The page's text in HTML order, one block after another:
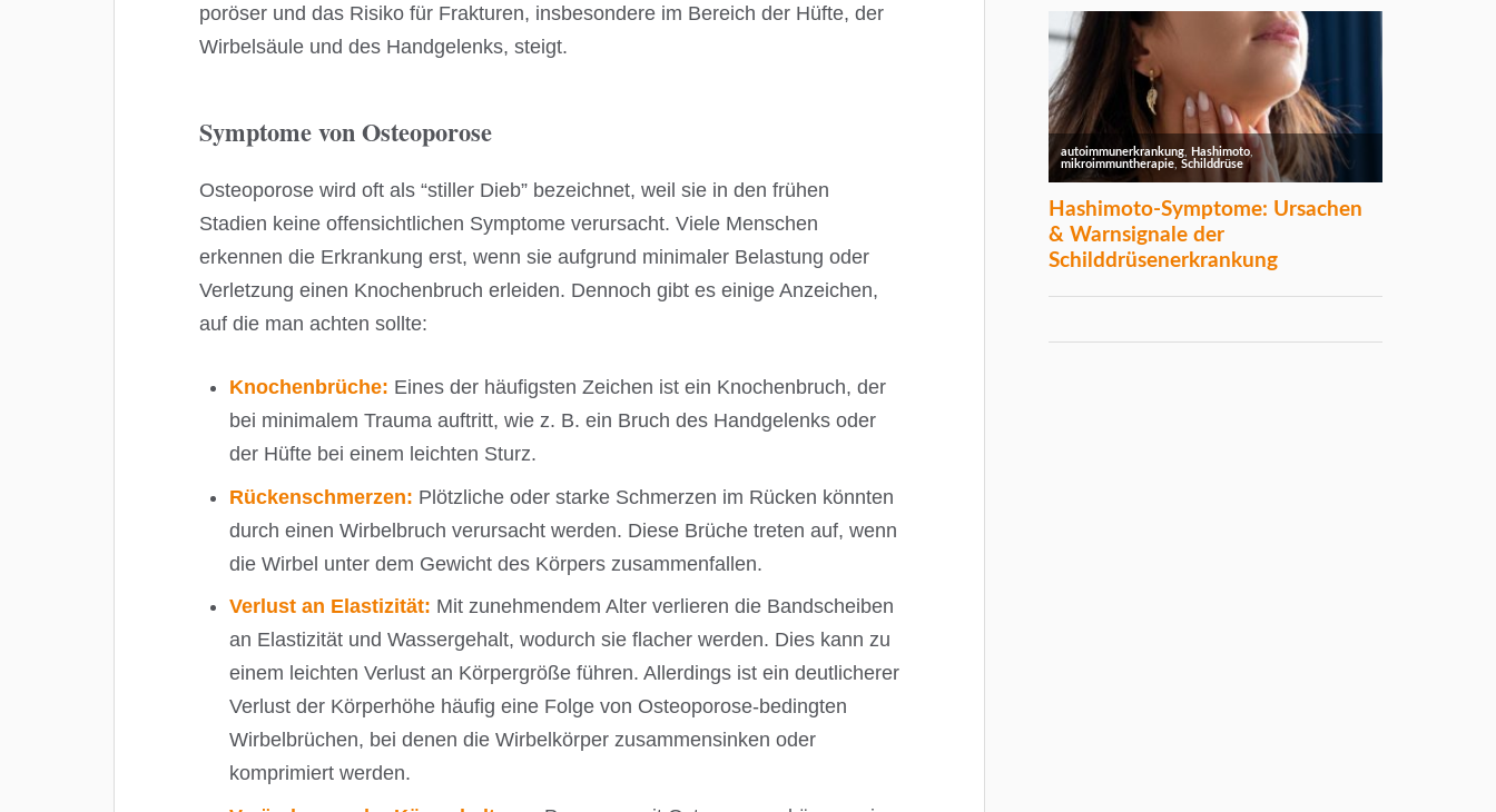
poröser und das Risiko für Frakturen, insbesondere im Bereich der Hüfte, der
Wirbelsäule und des Handgelenks, steigt.
Symptome von Osteoporose
Osteoporose wird oft als “stiller Dieb” bezeichnet, weil sie in den frühen
Stadien keine offensichtlichen Symptome verursacht. Viele Menschen
erkennen die Erkrankung erst, wenn sie aufgrund minimaler Belastung oder
Verletzung einen Knochenbruch erleiden. Dennoch gibt es einige Anzeichen,
auf die man achten sollte:
Knochenbrüche: Eines der häufigsten Zeichen ist ein Knochenbruch, der
bei minimalem Trauma auftritt, wie z. B. ein Bruch des Handgelenks oder
der Hüfte bei einem leichten Sturz.
Rückenschmerzen: Plötzliche oder starke Schmerzen im Rücken könnten
durch einen Wirbelbruch verursacht werden. Diese Brüche treten auf, wenn
die Wirbel unter dem Gewicht des Körpers zusammenfallen.
Verlust an Elastizität: Mit zunehmendem Alter verlieren die Bandscheiben
an Elastizität und Wassergehalt, wodurch sie flacher werden. Dies kann zu
einem leichten Verlust an Körpergröße führen. Allerdings ist ein deutlicherer
Verlust der Körperhöhe häufig eine Folge von Osteoporose-bedingten
Wirbelbrüchen, bei denen die Wirbelkörper zusammensinken oder
komprimiert werden.